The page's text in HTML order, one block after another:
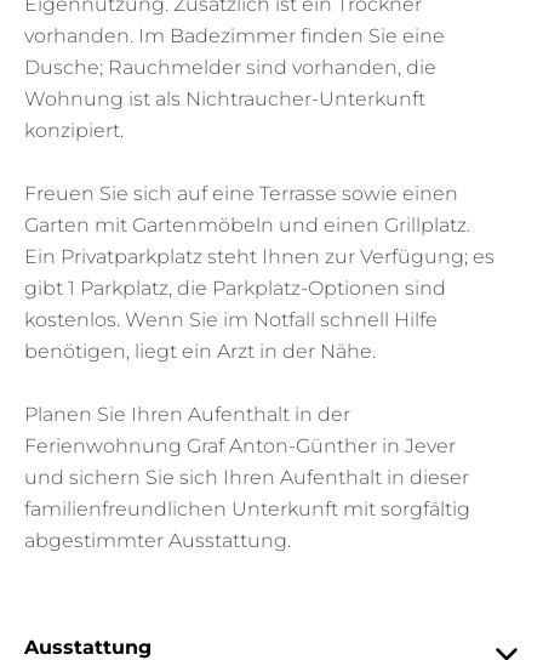
vorhanden. Im Badezimmer finden Sie eine
Dusche; Rauchmelder sind vorhanden, die
Wohnung ist als Nichtraucher-Unterkunft
konzipiert.
Freuen Sie sich auf eine Terrasse sowie einen
Garten mit Gartenmöbeln und einen Grillplatz.
Ein Privatparkplatz steht Ihnen zur Verfügung; es
gibt 1 Parkplatz, die Parkplatz-Optionen sind
kostenlos. Wenn Sie im Notfall schnell Hilfe
benötigen, liegt ein Arzt in der Nähe.
Planen Sie Ihren Aufenthalt in der
Ferienwohnung Graf Anton-Günther in Jever
und sichern Sie sich Ihren Aufenthalt in dieser
familienfreundlichen Unterkunft mit sorgfältig
abgestimmter Ausstattung.
Ausstattung